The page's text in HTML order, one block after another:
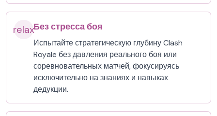
relaxБез стресса боя
Испытайте стратегическую глубину Clash
Royale без давления реального боя или
соревновательных матчей, фокусируясь
исключительно на знаниях и навыках
дедукции.